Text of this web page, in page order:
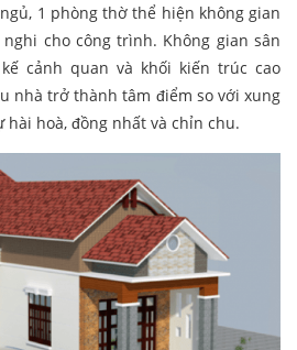
1 phòng thờ thể hiện không gian
cho công trình. Không gian sân
cảnh quan và khối kiến trúc cao
nhà trở thành tâm điểm so với xung
hài hoà, đồng nhất và chỉn chu.